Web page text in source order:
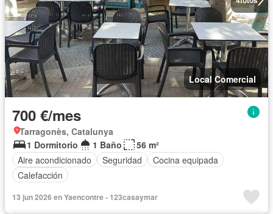
Local Comercial
700 €/mes
Tarragonès, Catalunya
1 Dormitorio
1 Baño
56 m²
Aire acondicionado
Seguridad
Cocina equipada
Calefacción
13 jun 2026 en Yaencontre - 123casaymar